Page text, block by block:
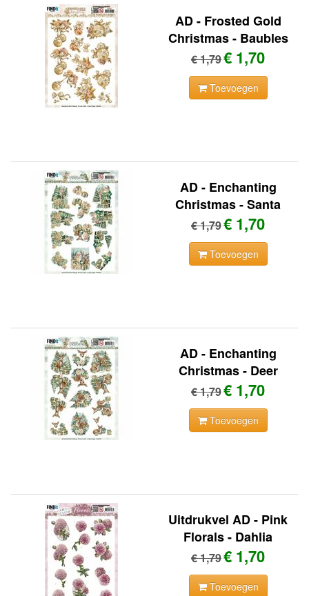
AD - Frosted Gold
Christmas - Baubles
€ 1,79€ 1,70
Toevoegen
AD - Enchanting
Christmas - Santa
€ 1,79€ 1,70
Toevoegen
AD - Enchanting
Christmas - Deer
€ 1,79€ 1,70
Toevoegen
Uitdrukvel AD - Pink
Florals - Dahlia
€ 1,79€ 1,70
Toevoegen